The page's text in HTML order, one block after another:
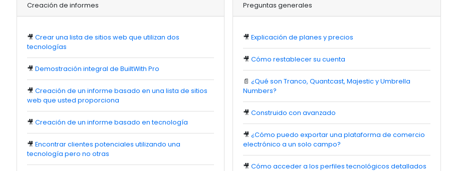
Creación de informes
🎥 Crear una lista de sitios web que utilizan dos
tecnologías
🎥 Demostración integral de BuiltWith Pro
🎥 Creación de un informe basado en una lista de sitios
web que usted proporciona
🎥 Creación de un informe basado en tecnología
🎥 Encontrar clientes potenciales utilizando una
tecnología pero no otras
Preguntas generales
🎥Explicación de planes y precios
🎥Cómo restablecer su cuenta
📄¿Qué son Tranco, Quantcast, Majestic y Umbrella
Numbers?
🎥Construido con avanzado
🎥¿Cómo puedo exportar una plataforma de comercio
electrónico a un solo campo?
🎥Cómo acceder a los perfiles tecnológicos detallados